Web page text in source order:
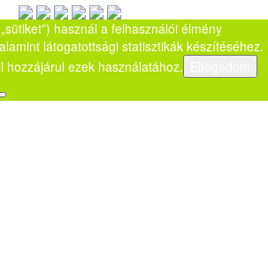
használ a felhasználói élmény
látogatottsági statisztikák készítéséhez.
hozzájárul ezek használatához.